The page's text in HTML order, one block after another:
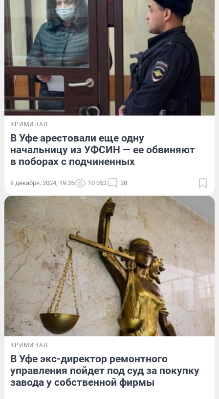
КРИМИНАЛ
В Уфе арестовали еще одну
начальницу из УФСИН — ее обвиняют
в поборах с подчиненных
9 декабря, 2024, 19:35 10 053 28
КРИМИНАЛ
В Уфе экс-директор ремонтного
управления пойдет под суд за покупку
завода у собственной фирмы